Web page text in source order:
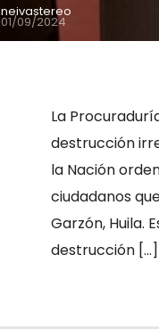
neivastereo
01/09/2024
La
destrucción
la Nación
ciudadanos
Garzón, Huila.
destrucción […]